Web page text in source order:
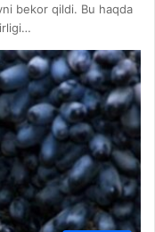
bekor qildi. Bu haqda